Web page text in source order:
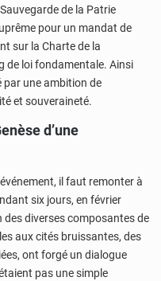
de la Patrie
pour un mandat de
sur la Charte de la
de loi fondamentale. Ainsi
par une ambition de
et souveraineté.
d’une
il faut remonter à
six jours, en février
diverses composantes de
aux cités bruissantes, des
ont forgé un dialogue
pas une simple